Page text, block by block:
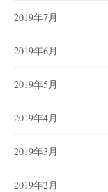
2019年7月
2019年6月
2019年5月
2019年4月
2019年3月
2019年2月